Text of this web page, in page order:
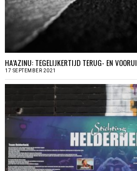
HA’AZINU: TEGELIJKERTIJD TERUG- EN
17 SEPTEMBER 2021